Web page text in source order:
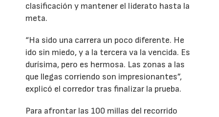
clasificación y mantener el liderato hasta la
meta.
“Ha sido una carrera un poco diferente. He
ido sin miedo, y a la tercera va la vencida. Es
durísima, pero es hermosa. Las zonas a las
que llegas corriendo son impresionantes”,
explicó el corredor tras finalizar la prueba.
Para afrontar las 100 millas del recorrido